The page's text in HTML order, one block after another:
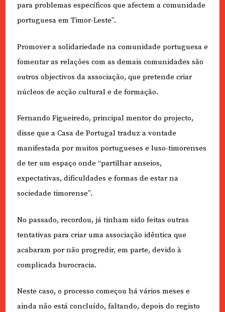
para problemas específicos que afectem a comunidade
portuguesa em Timor-Leste”.
Promover a solidariedade na comunidade portuguesa e
fomentar as relações com as demais comunidades são
outros objectivos da associação, que pretende criar
núcleos de acção cultural e de formação.
Fernando Figueiredo, principal mentor do projecto,
disse que a Casa de Portugal traduz a vontade
manifestada por muitos portugueses e luso-timorenses
de ter um espaço onde “partilhar anseios,
expectativas, dificuldades e formas de estar na
sociedade timorense”.
No passado, recordou, já tinham sido feitas outras
tentativas para criar uma associação idêntica que
acabaram por não progredir, em parte, devido à
complicada burocracia.
Neste caso, o processo começou há vários meses e
ainda não está concluído, faltando, depois do registo